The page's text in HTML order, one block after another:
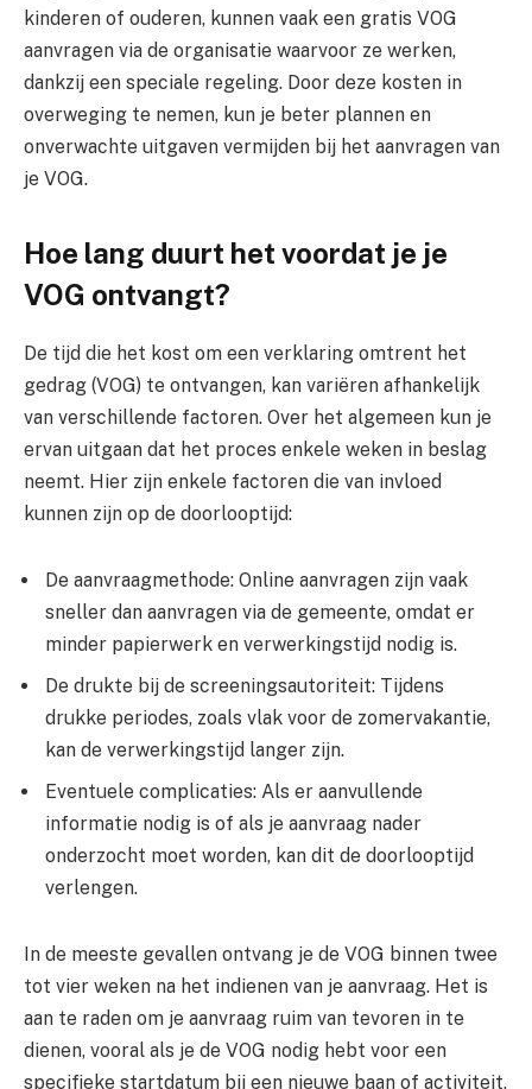
kinderen of ouderen, kunnen vaak een gratis VOG
aanvragen via de organisatie waarvoor ze werken,
dankzij een speciale regeling. Door deze kosten in
overweging te nemen, kun je beter plannen en
onverwachte uitgaven vermijden bij het aanvragen van
je VOG.
Hoe lang duurt het voordat je je
VOG ontvangt?
De tijd die het kost om een verklaring omtrent het
gedrag (VOG) te ontvangen, kan variëren afhankelijk
van verschillende factoren. Over het algemeen kun je
ervan uitgaan dat het proces enkele weken in beslag
neemt. Hier zijn enkele factoren die van invloed
kunnen zijn op de doorlooptijd:
De aanvraagmethode: Online aanvragen zijn vaak
sneller dan aanvragen via de gemeente, omdat er
minder papierwerk en verwerkingstijd nodig is.
De drukte bij de screeningsautoriteit: Tijdens
drukke periodes, zoals vlak voor de zomervakantie,
kan de verwerkingstijd langer zijn.
Eventuele complicaties: Als er aanvullende
informatie nodig is of als je aanvraag nader
onderzocht moet worden, kan dit de doorlooptijd
verlengen.
In de meeste gevallen ontvang je de VOG binnen twee
tot vier weken na het indienen van je aanvraag. Het is
aan te raden om je aanvraag ruim van tevoren in te
dienen, vooral als je de VOG nodig hebt voor een
specifieke startdatum bij een nieuwe baan of activiteit.